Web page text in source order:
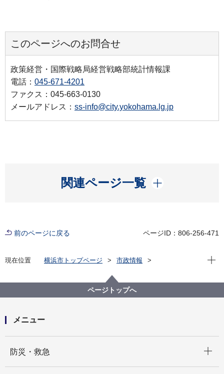
このページへのお問合せ
政策経営・国際戦略局経営戦略部統計情報課
電話： 045-671-4201
ファクス：045-663-0130
メールアドレス： ss-info@city.yokohama.lg.jp
関連ページ一覧
開く
前のページに戻る ページID：806-256-471
現在位置 横浜市トップページ
市政情報
統計データをさがす（分野から）
3_事業所・企業
現在
ページトップへ
メニュー
防災・救急